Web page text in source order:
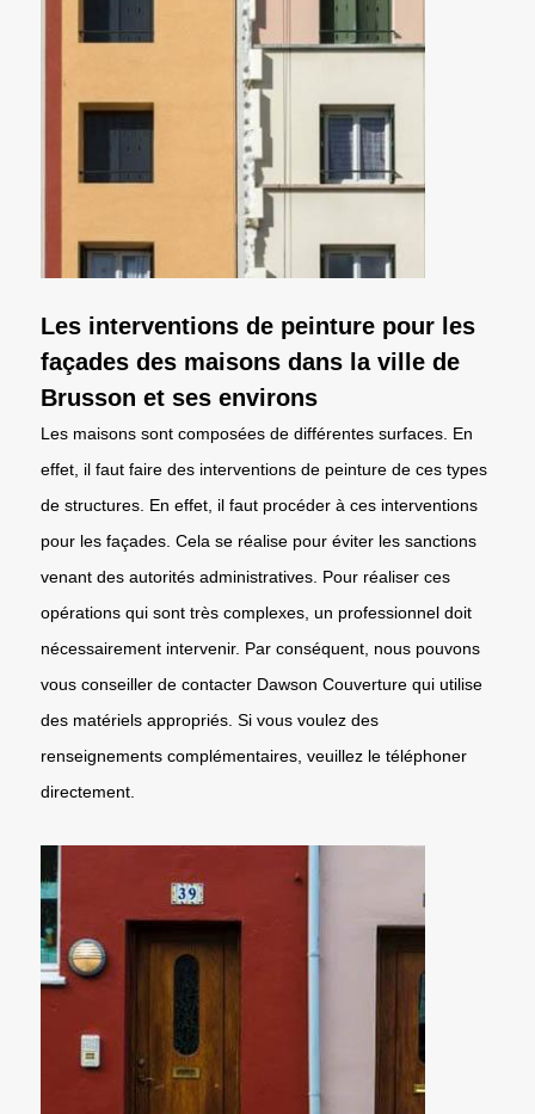
Les interventions de peinture pour les
façades des maisons dans la ville de
Brusson et ses environs
Les maisons sont composées de différentes surfaces. En
effet, il faut faire des interventions de peinture de ces types
de structures. En effet, il faut procéder à ces interventions
pour les façades. Cela se réalise pour éviter les sanctions
venant des autorités administratives. Pour réaliser ces
opérations qui sont très complexes, un professionnel doit
nécessairement intervenir. Par conséquent, nous pouvons
vous conseiller de contacter Dawson Couverture qui utilise
des matériels appropriés. Si vous voulez des
renseignements complémentaires, veuillez le téléphoner
directement.